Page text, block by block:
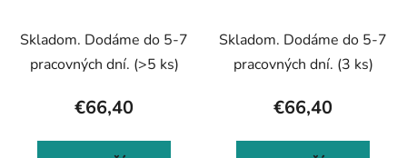
Skladom. Dodáme do 5-7
pracovných dní. (>5 ks)
€66,40
Skladom. Dodáme do 5-7
pracovných dní. (3 ks)
€66,40